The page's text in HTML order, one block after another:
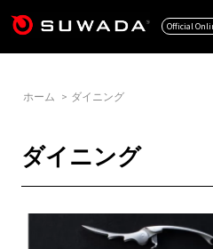
Official
ホーム > ダイニング
ダイニング